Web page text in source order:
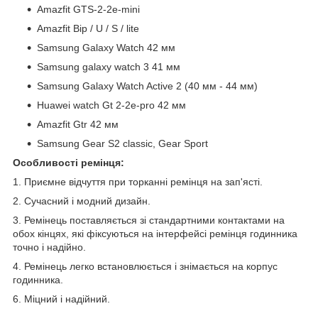
Amazfit GTS-2-2e-mini
Amazfit Bip / U / S / lite
Samsung Galaxy Watch 42 мм
Samsung galaxy watch 3 41 мм
Samsung Galaxy Watch Active 2 (40 мм - 44 мм)
Huawei watch Gt 2-2e-pro 42 мм
Amazfit Gtr 42 мм
Samsung Gear S2 classic, Gear Sport
Особливості ремінця:
1. Приємне відчуття при торканні ремінця на зап'ясті.
2. Сучасний і модний дизайн.
3. Ремінець поставляється зі стандартними контактами на
обох кінцях, які фіксуються на інтерфейсі ремінця годинника
точно і надійно.
4. Ремінець легко встановлюється і знімається на корпус
годинника.
6. Міцний і надійний.